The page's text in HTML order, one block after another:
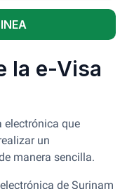
la e-Visa
electrónica que
un
manera sencilla.
de Surinam